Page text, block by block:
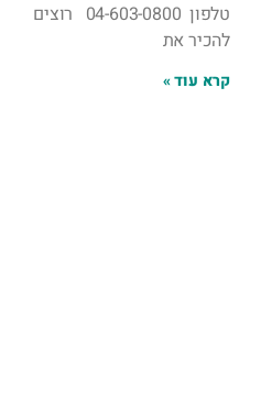
טלפון 04-603-0800 רוצים
להכיר את
קרא עוד »